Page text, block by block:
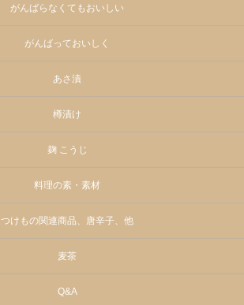
がんばらなくてもおいしい
がんばっておいしく
あさ漬
樽漬け
麹 こうじ
料理の素・素材
つけもの関連商品、唐辛子、他
麦茶
Q&A